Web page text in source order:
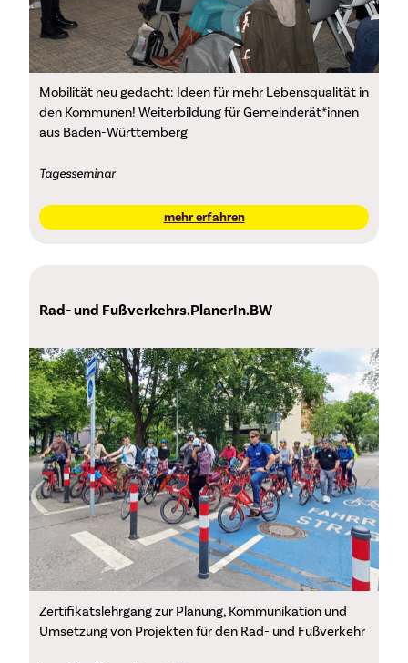
Mobilität neu gedacht: Ideen für mehr Lebensqualität in
den Kommunen! Weiterbildung für Gemeinderät*innen
aus Baden-Württemberg
Tagesseminar
mehr erfahren
Rad- und Fußverkehrs.PlanerIn.BW
Zertifikatslehrgang zur Planung, Kommunikation und
Umsetzung von Projekten für den Rad- und Fußverkehr